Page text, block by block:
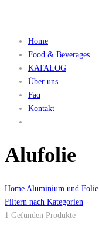
Home
Food & Beverages
KATALOG
Über uns
Faq
Kontakt
Alufolie
Home Aluminium und Folie
Filtern nach Kategorien
1 Gefunden Produkte